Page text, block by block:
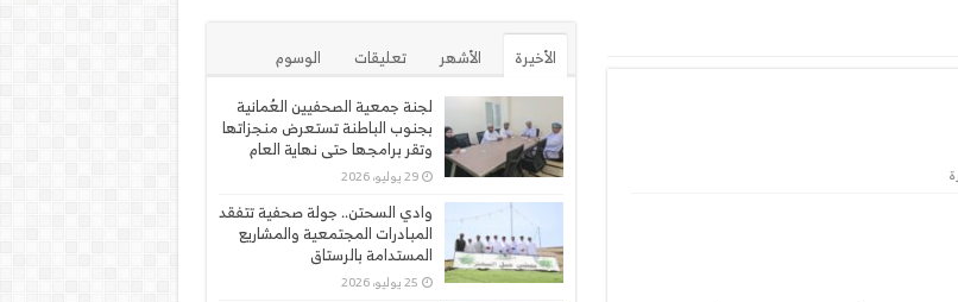
الأخيرة الأشهر تعليقات
الوسوم
لجنة جمعية الصحفيين العُمانية
بجنوب الباطنة تستعرض منجزاتها
وتقر برامجها حتى نهاية العام
29 يوليو، 2026
وادي السحتن.. جولة صحفية تتفقد
المبادرات المجتمعية والمشاريع
المستدامة بالرستاق
25 يوليو، 2026